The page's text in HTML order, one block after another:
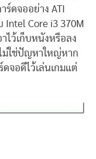
ร์ดจออย่าง ATI
Intel Core i3 370M
ไว้เก็บหนังหรือลง
ไม่ใช่ปัญหาใหญ่หาก
ดจอดีไว้เล่นเกมแต่